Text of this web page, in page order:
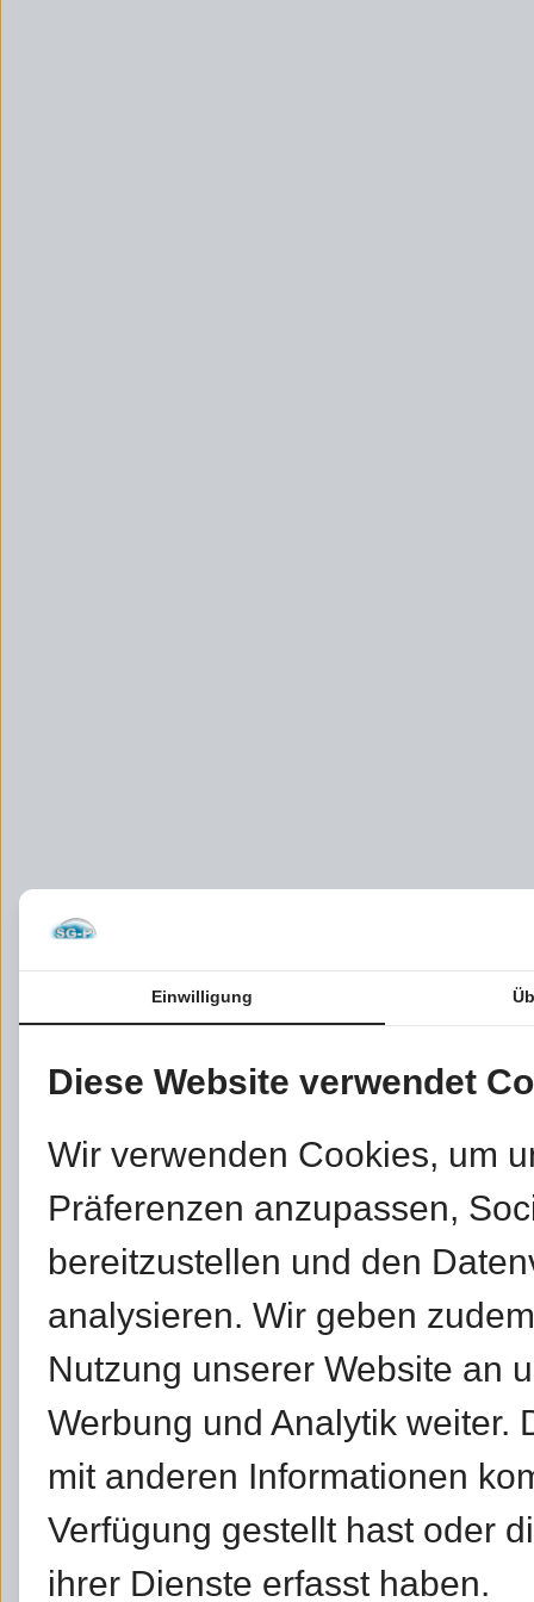
Einwilligung
Diese Website verwendet
Wir verwenden Cookies, um
Präferenzen anzupassen,
bereitzustellen und den
analysieren. Wir geben
Nutzung unserer Website an
Werbung und Analytik weiter.
mit anderen Informationen
Verfügung gestellt hast oder
ihrer Dienste erfasst haben.